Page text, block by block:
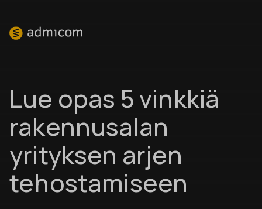
Lue opas 5 vinkkiä
rakennusalan
yrityksen arjen
tehostamiseen